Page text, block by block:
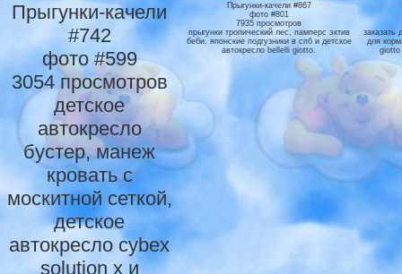
Прыгунки-качели
#742
фото #599
3054 просмотров
детское
автокресло
бустер, манеж
кровать с
москитной сеткой,
детское
автокресло cybex
solution x и
Прыгунки-качели #867
фото #801
7935 просмотров
прыгунки тропический лес, памперс эктив
беби, японские подгузники в спб и детское
автокресло bellelli giotto.
заказать
для
giotto